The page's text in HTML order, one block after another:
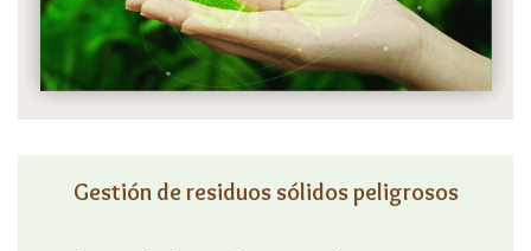
Gestión de residuos sólidos peligrosos